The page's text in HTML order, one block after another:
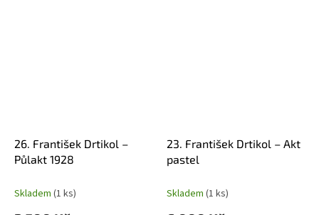
26. František Drtikol –
Půlakt 1928
Skladem (1 ks)
23. František Drtikol – Akt
pastel
Skladem (1 ks)